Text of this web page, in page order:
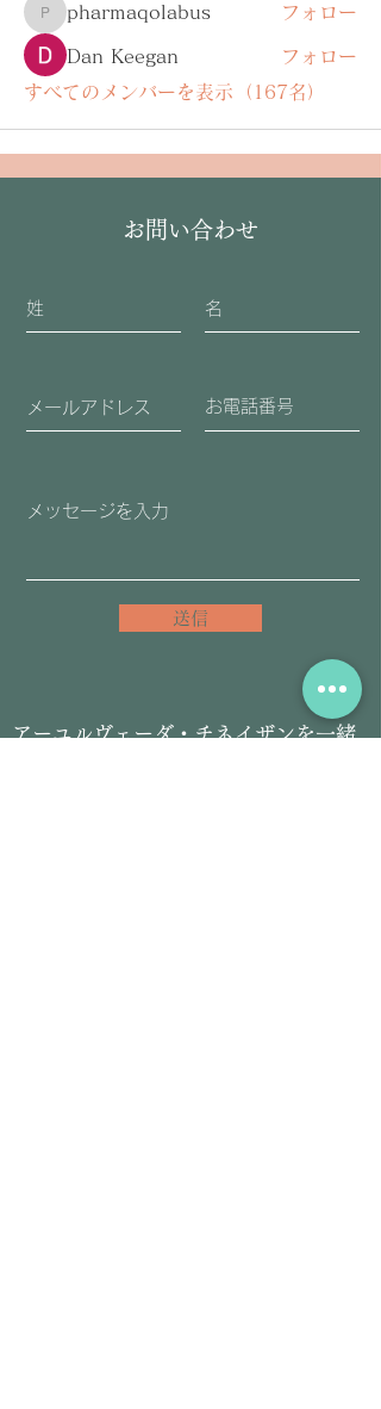
pharmaqolabus
pharmaqolabus フォロー
Dan Keegan
フォロー
すべてのメンバーを表示（167名）
お問い合わせ
送信
​アーユルヴェーダ・チネイザンを一緒